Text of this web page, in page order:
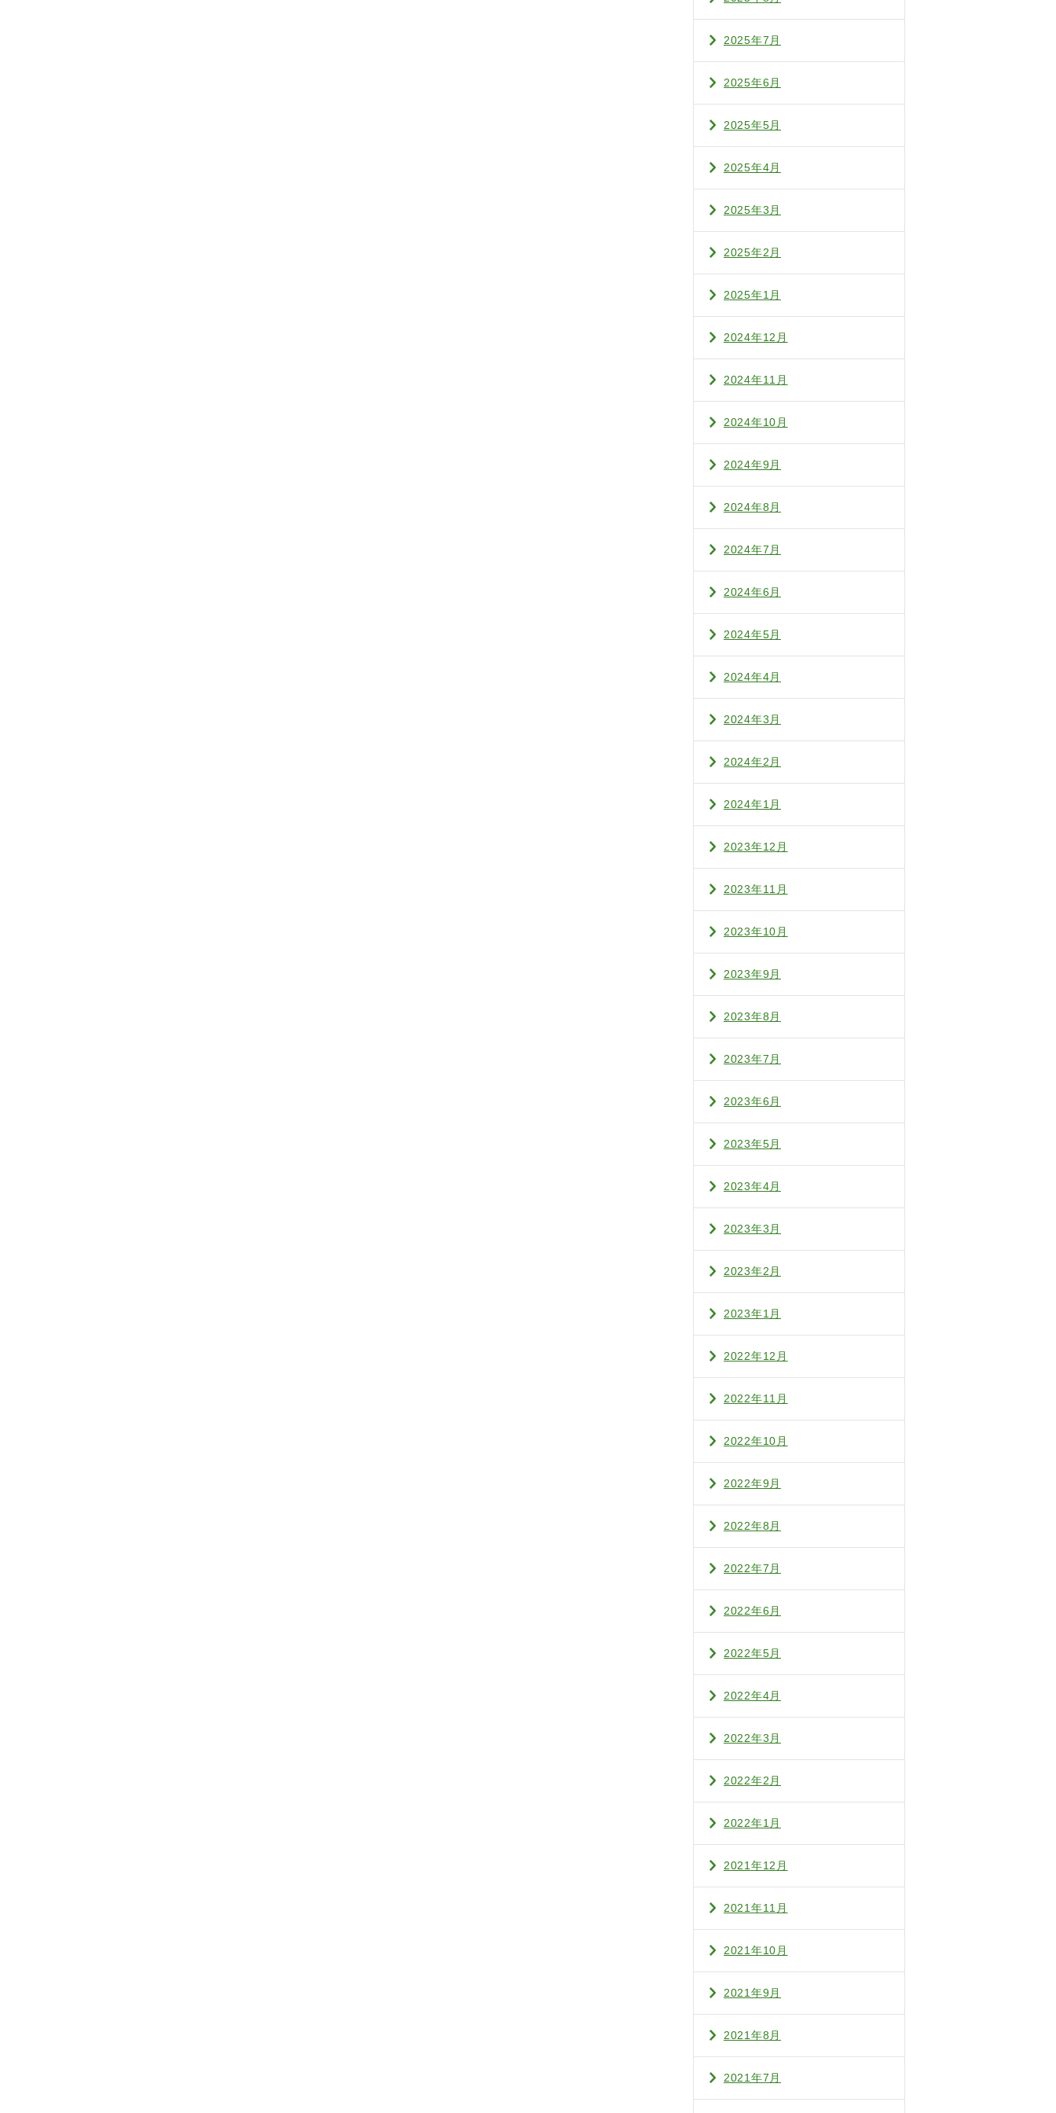
2025年7月
2025年6月
2025年5月
2025年4月
2025年3月
2025年2月
2025年1月
2024年12月
2024年11月
2024年10月
2024年9月
2024年8月
2024年7月
2024年6月
2024年5月
2024年4月
2024年3月
2024年2月
2024年1月
2023年12月
2023年11月
2023年10月
2023年9月
2023年8月
2023年7月
2023年6月
2023年5月
2023年4月
2023年3月
2023年2月
2023年1月
2022年12月
2022年11月
2022年10月
2022年9月
2022年8月
2022年7月
2022年6月
2022年5月
2022年4月
2022年3月
2022年2月
2022年1月
2021年12月
2021年11月
2021年10月
2021年9月
2021年8月
2021年7月